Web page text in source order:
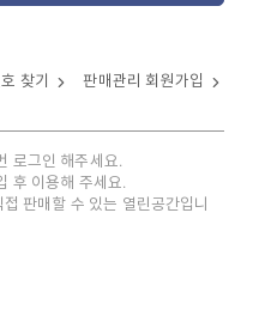
찾기 판매관리 회원가입
로그인 해주세요.
후 이용해 주세요.
판매할 수 있는 열린공간입니